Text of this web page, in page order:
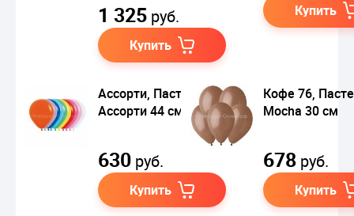
1 325 руб.
Купить
Купить
Ассорти, Пастель /
Ассорти 44 см
630 руб.
Купить
Кофе 76,
Mocha 30 см
678 руб.
Купить